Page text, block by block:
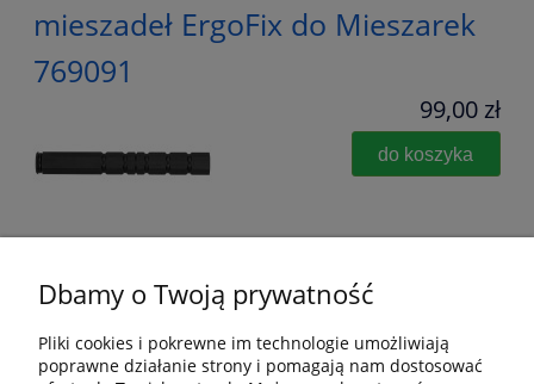
mieszadeł ErgoFix do Mieszarek
769091
99,00 zł
do koszyka
Pomoc
Dbamy o Twoją prywatność
Pliki cookies i pokrewne im technologie umożliwiają
poprawne działanie strony i pomagają nam dostosować